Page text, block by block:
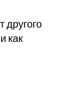
другого
как